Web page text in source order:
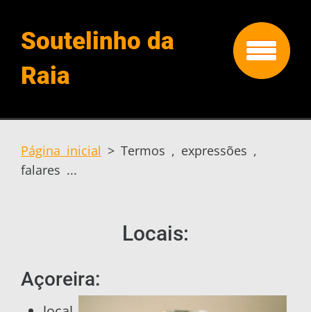
Soutelinho da
Raia
Página inicial > Termos , expressões ,
falares ...
Locais:
Açoreira: